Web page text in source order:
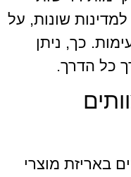
שונות, על
כך, ניתן
כל הדרך.
באריזת מוצרי